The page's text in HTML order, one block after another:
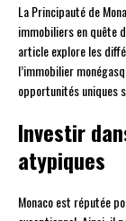
La Principauté de
immobiliers en quête
article explore les
l’immobilier
opportunités uniques
Investir
atypiques
Monaco est réputée